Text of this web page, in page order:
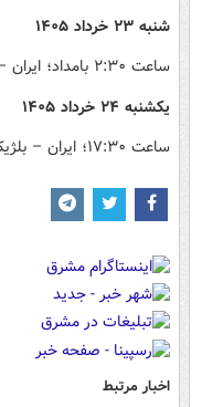
شنبه ۲۳ خرداد ۱۴۰۵
ساعت ۲:۳۰ بامداد؛ ایران – آرژانتین
یکشنبه ۲۴ خرداد ۱۴۰۵
ساعت ۱۷:۳۰؛ ایران – بلژیک
اخبار مرتبط